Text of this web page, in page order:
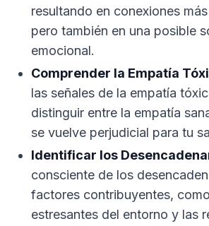
resultando en conexiones
pero también en una posible
emocional.
Comprender la Empatía
las señales de la empatía
distinguir entre la empatía
se vuelve perjudicial para tu
Identificar los
consciente de los
factores contribuyentes,
estresantes del entorno y las